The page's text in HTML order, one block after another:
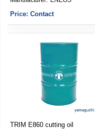
Price: Contact
TRIM E860 cutting oil